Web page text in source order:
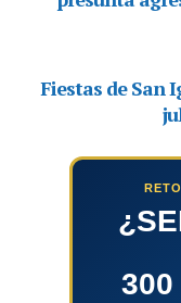
300